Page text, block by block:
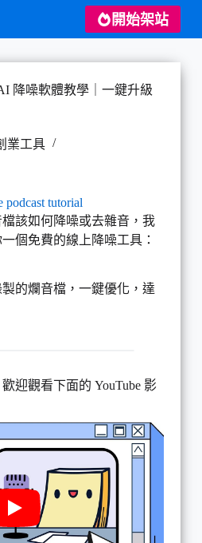
開始架站
降噪軟體教學｜一鍵升級
業工具
該如何降噪或去雜音，我
個免費的線上降噪工具：
的爛音檔，一鍵優化，達
迎觀看下面的 YouTube 影